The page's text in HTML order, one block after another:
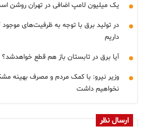
یک میلیون لامپ اضافی در تهران روشن
در تولید برق با توجه به ظرفیت‌های
داریم
آیا برق در تابستان باز هم قطع خواهدشد؟
وزیر نیرو: با کمک مردم و مصرف بهینه
نخواهیم داشت
ارسال نظر